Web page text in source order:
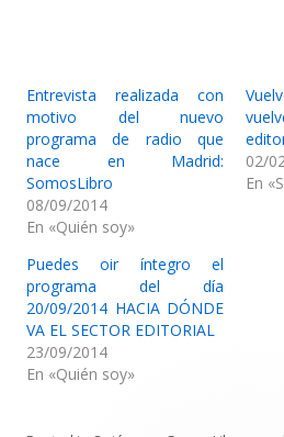
Entrevista realizada con
motivo del nuevo
programa de radio que
nace en Madrid:
SomosLibro
08/09/2014
En «Quién soy»
02/
En
Puedes oir íntegro el
programa del día
20/09/2014 HACIA DÓNDE
VA EL SECTOR EDITORIAL
23/09/2014
En «Quién soy»